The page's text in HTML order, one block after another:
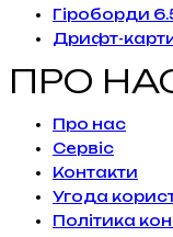
Гіроборди
Дрифт-
ПРО
Про нас
Сервiс
Контакти
Угода
Політика